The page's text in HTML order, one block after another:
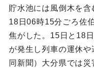
貯水池には風倒木を含
18日06時15分ごろ佐
焦がした。15日と18
が発生し列車の運休
同新聞）大分県では